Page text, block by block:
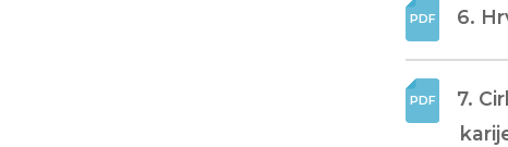
6.
7.